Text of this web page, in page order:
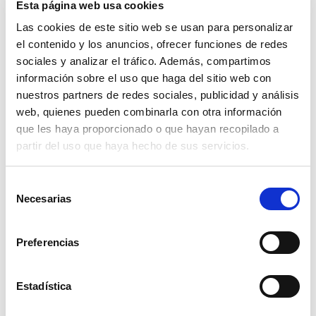
Esta página web usa cookies
Las cookies de este sitio web se usan para personalizar
el contenido y los anuncios, ofrecer funciones de redes
sociales y analizar el tráfico. Además, compartimos
información sobre el uso que haga del sitio web con
nuestros partners de redes sociales, publicidad y análisis
web, quienes pueden combinarla con otra información
que les haya proporcionado o que hayan recopilado a
partir del uso que haya hecho de sus servicios.
Necesarias
Preferencias
Estadística
Torinco, especialistas en
carpintería de madera para
exterior
Torinco es mucho más que una empresa de